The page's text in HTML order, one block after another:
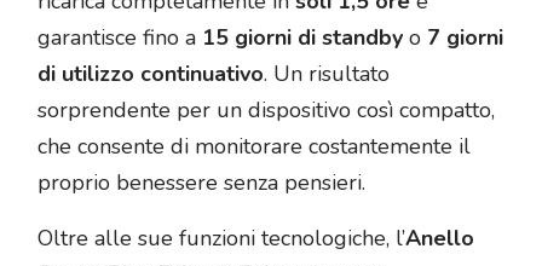
garantisce fino a 15 giorni di standby o 7 giorni
di utilizzo continuativo. Un risultato
sorprendente per un dispositivo così compatto,
che consente di monitorare costantemente il
proprio benessere senza pensieri.
Oltre alle sue funzioni tecnologiche, l’Anello